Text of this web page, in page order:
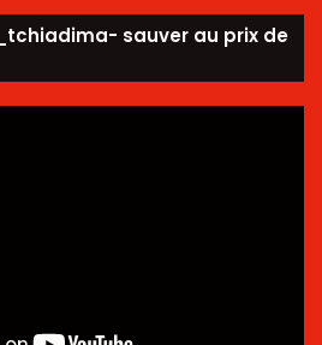
sauver au prix de